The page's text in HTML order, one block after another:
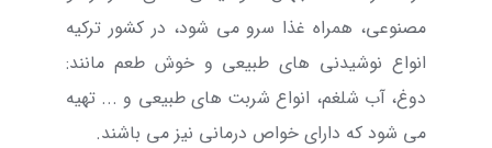
مصنوعی، همراه غذا سرو می شود، در کشور ترکیه
انواع نوشیدنی های طبیعی و خوش طعم مانند:
دوغ، آب شلغم، انواع شربت های طبیعی و ... تهیه
می شود که دارای خواص درمانی نیز می باشند.